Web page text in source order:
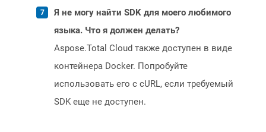
Я не могу найти SDK для моего любимого
языка. Что я должен делать?
Aspose.Total Cloud также доступен в виде
контейнера Docker. Попробуйте
использовать его с cURL, если требуемый
SDK еще не доступен.